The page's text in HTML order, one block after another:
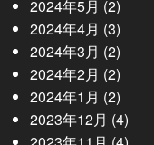
2024年5月 (2)
2024年4月 (3)
2024年3月 (2)
2024年2月 (2)
2024年1月 (2)
2023年12月 (4)